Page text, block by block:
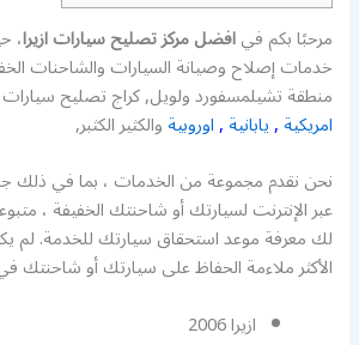
مرحبًا بكم فيافضل مركز تصليح سيارات ازيرا،
خدمات إصلاح وصيانة السيارات والشاحنات
منطقة تشيلمسفورد ولويل, كراج تصليح سيارات
امريكية,يابانية,اوروبيةوالكثير الكثبر,
نحن نقدم مجموعة من الخدمات ، بما في ذلك
عبر الإنترنت لسيارتك أو شاحنتك الخفيفة ،
لك معرفة موعد استحقاق سيارتك للخدمة. لم
الأكثر ملاءمة الحفاظ على سيارتك أو
ازيرا 2006